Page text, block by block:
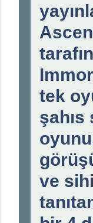
tek
şahıs
ve